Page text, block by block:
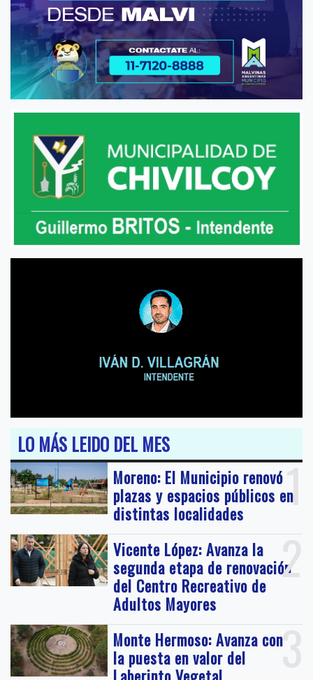
LO MÁS LEIDO DEL MES
1
Moreno: El Municipio renovó
plazas y espacios públicos en
distintas localidades
2
Vicente López: Avanza la
segunda etapa de renovación
del Centro Recreativo de
Adultos Mayores
3
Monte Hermoso: Avanza con
la puesta en valor del
Laberinto Vegetal